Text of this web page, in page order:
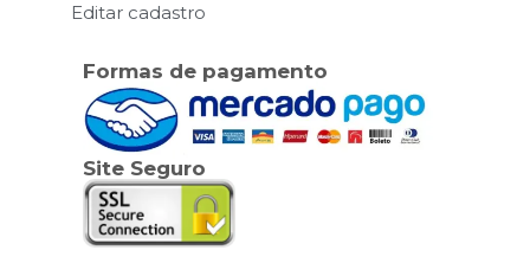
Editar cadastro
Formas de pagamento
Site Seguro